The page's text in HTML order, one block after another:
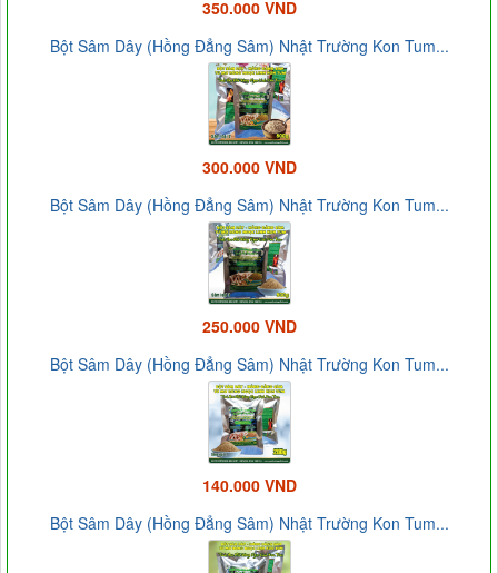
350.000 VND
Bột Sâm Dây (Hồng Đẳng Sâm) Nhật Trường Kon Tum...
300.000 VND
Bột Sâm Dây (Hồng Đẳng Sâm) Nhật Trường Kon Tum...
250.000 VND
Bột Sâm Dây (Hồng Đẳng Sâm) Nhật Trường Kon Tum...
140.000 VND
Bột Sâm Dây (Hồng Đẳng Sâm) Nhật Trường Kon Tum...